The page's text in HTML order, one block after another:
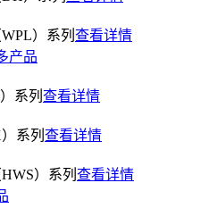
）系列 查看详情
产品
系列 查看详情
系列 查看详情
）系列 查看详情